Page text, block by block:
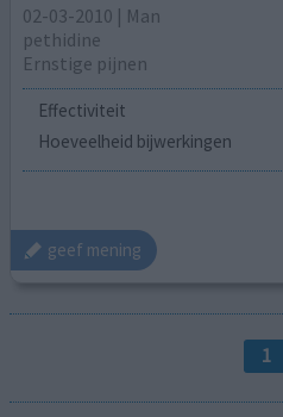
02-03-2010 | Man
pethidine
Ernstige pijnen
Effectiviteit
Hoeveelheid bijwerkingen
geef mening
1